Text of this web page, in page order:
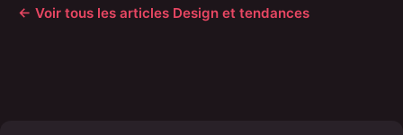
← Voir tous les articles Design et tendances